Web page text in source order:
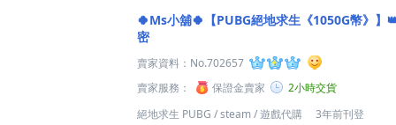
🍀Ms小舖🍀【PUBG絕地求生《1050G幣》】
密
賣家資料： No.702657
賣家服務：
保證金賣家
2小時交貨
絕地求生 PUBG /steam/遊戲代購 3年前刊登